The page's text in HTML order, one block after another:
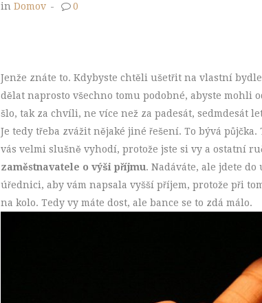
in Domov - 0
Jenže znáte to. Kdybyste chtěli ušetřit na vlastní
dělat naprosto všechno tomu podobné, abyste mohli
šlo, tak za chvíli, ne více než za padesát, sedmdesát
Je tedy třeba zvážit nějaké jiné řešení. To bývá půjčka.
vás velmi slušně vyhodí, protože jste si vy a ostatní
zaměstnavatele o výši příjmu. Nadáváte, ale jdete
úřednici, aby vám napsala vyšší příjem, protože při
na kolo. Tedy vy máte dost, ale bance se to zdá málo.